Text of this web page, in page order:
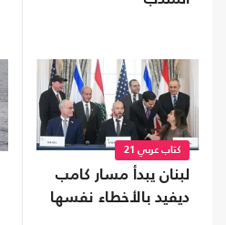
كتاب عربي 21
لبنان يبدأ مسار كامب
ديفيد بالأخطاء نفسها